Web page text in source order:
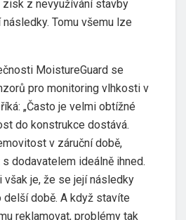
z nevyužívání stavby
Tomu všemu lze
MoistureGuard se
pro monitoring vlhkosti v
„Často je velmi obtížné
do konstrukce dostává.
v záruční době,
dodavatelem ideálně ihned.
je, že se její následky
delší době. A když stavíte
reklamovat, problémy tak